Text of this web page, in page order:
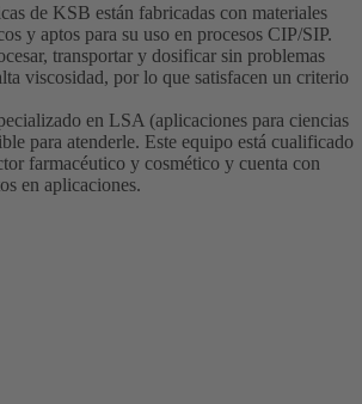
de KSB están fabricadas con materiales
y aptos para su uso en procesos CIP/SIP.
transportar y dosificar sin problemas
viscosidad, por lo que satisfacen un criterio
en LSA (aplicaciones para ciencias
para atenderle. Este equipo está cualificado
farmacéutico y cosmético y cuenta con
en aplicaciones.